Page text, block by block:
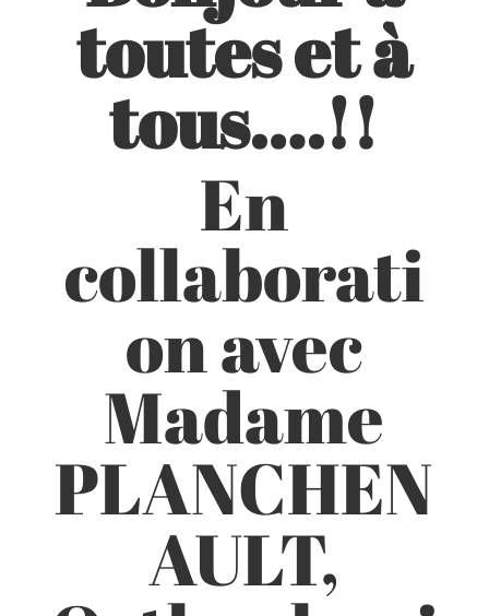
toutes et à
tous….!!
En
collaborati
on avec
Madame
PLANCHEN
AULT,